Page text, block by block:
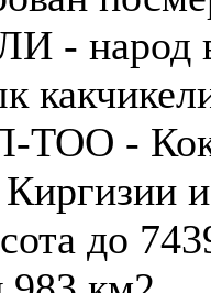
- народ в
-
до